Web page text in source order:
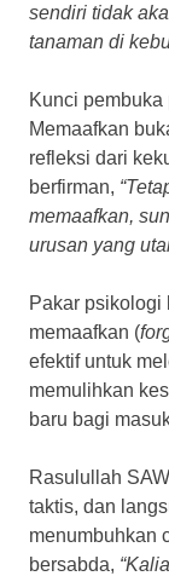
sendiri tidak
tanaman di
Kunci
Memaafkan
refleksi dari
berfirman,
memaafkan,
urusan yang
Pakar psikologi
memaafkan (
efektif untuk
memulihkan
baru bagi
Rasulullah
taktis, dan
menumbuhkan
bersabda,